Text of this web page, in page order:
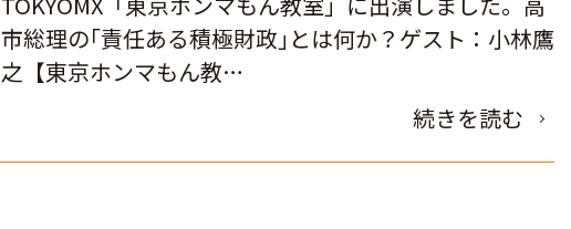
市総理の｢責任ある積極財政｣とは何か？ゲスト：小林鷹
之【東京ホンマもん教…
続きを読む